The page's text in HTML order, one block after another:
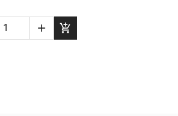
 